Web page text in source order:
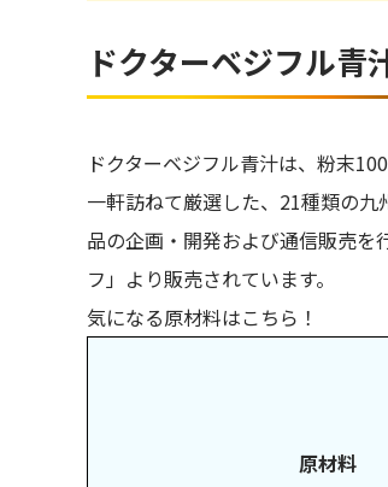
ドクターベジフル青
ドクターベジフル青汁は、粉末
一軒訪ねて厳選した、21種類の
品の企画・開発および通信販売を
フ」より販売されています。
気になる原材料はこちら！
原材料